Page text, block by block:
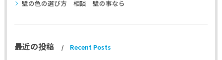
壁の色の選び方 相談 壁の事なら
最近の投稿 Recent Posts